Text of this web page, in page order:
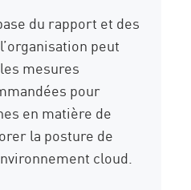
du rapport et des
peut
mesures
pour
en matière de
la posture de
cloud.